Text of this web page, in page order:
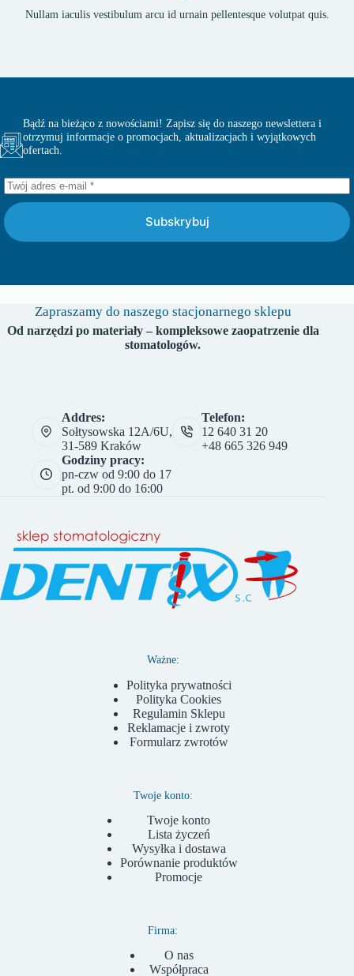
Nullam iaculis vestibulum arcu id urnain pellentesque volutpat quis.
Bądź na bieżąco z nowościami! Zapisz się do naszego newslettera i
otrzymuj informacje o promocjach, aktualizacjach i wyjątkowych
ofertach.
Subskrybuj
Zapraszamy do naszego stacjonarnego sklepu
Od narzędzi po materiały – kompleksowe zaopatrzenie dla
stomatologów.
Addres:
Sołtysowska 12A/6U,
31-589 Kraków
Telefon:
12 640 31 20
+48 665 326 949
Godziny pracy:
pn-czw od 9:00 do 17
pt. od 9:00 do 16:00
Ważne:
Polityka prywatności
Polityka Cookies
Regulamin Sklepu
Reklamacje i zwroty
Formularz zwrotów
Twoje konto:
Twoje konto
Lista życzeń
Wysyłka i dostawa
Porównanie produktów
Promocje
Firma:
O nas
Współpraca